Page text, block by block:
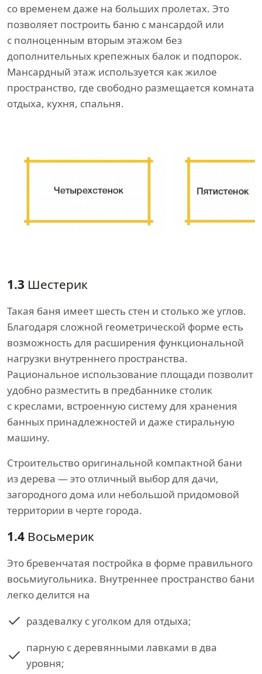
со временем даже на больших пролетах. Это
позволяет построить баню с мансардой или
с полноценным вторым этажом без
дополнительных крепежных балок и подпорок.
Мансардный этаж используется как жилое
пространство, где свободно размещается комната
отдыха, кухня, спальня.
1.3 Шестерик
Такая баня имеет шесть стен и столько же углов.
Благодаря сложной геометрической форме есть
возможность для расширения функциональной
нагрузки внутреннего пространства.
Рациональное использование площади позволит
удобно разместить в предбаннике столик
с креслами, встроенную систему для хранения
банных принадлежностей и даже стиральную
машину.
Строительство оригинальной компактной бани
из дерева — это отличный выбор для дачи,
загородного дома или небольшой придомовой
территории в черте города.
1.4 Восьмерик
Это бревенчатая постройка в форме правильного
восьмиугольника. Внутреннее пространство бани
легко делится на
раздевалку с уголком для отдыха;
парную с деревянными лавками в два
уровня;